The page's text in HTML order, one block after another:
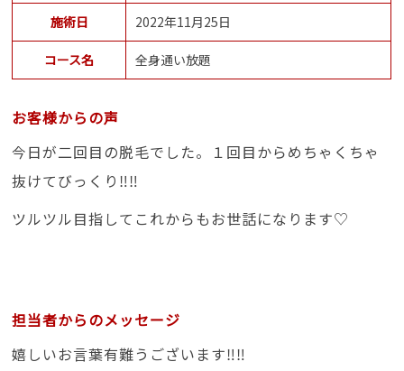
施術日 2022年11月25日
コース名 全身通い放題
お客様からの声
今日が二回目の脱毛でした。１回目からめちゃくちゃ
抜けてびっくり‼‼
ツルツル目指してこれからもお世話になります♡
担当者からのメッセージ
嬉しいお言葉有難うございます‼‼